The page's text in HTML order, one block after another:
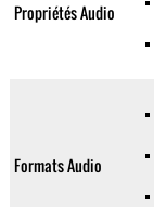
Propriétés Audio
Formats Audio